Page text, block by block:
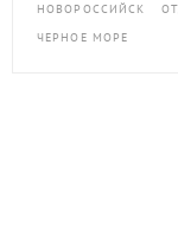
НОВОРОССИЙСК
ЧЕРНОЕ МОРЕ